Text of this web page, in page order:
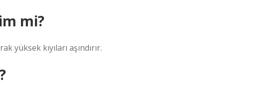
mi?
yüksek kıyıları aşındırır.